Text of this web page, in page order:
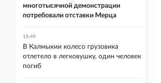
многотысячной демонстрации
потребовали отставки Мерца
15:49
В Калмыкии колесо грузовика
отлетело в легковушку, один человек
погиб